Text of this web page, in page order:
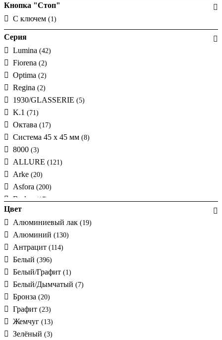
Кнопка "Стоп"
С ключем (1)
Серия
Lumina (42)
Fiorena (2)
Optima (2)
Regina (2)
1930/GLASSERIE (5)
K.1 (71)
Октава (17)
Система 45 х 45 мм (8)
8000 (3)
ALLURE (121)
Arke (20)
Asfora (200)
Berker (17)
Bolero
Celiane(140)
DELTA Iris (54)
DELTA Line(34)
DELTA Style
Eikon(30)
EKONOMIK(38)
Etika(1)
Forix(29)
Hermetics(79)
Idea(15)
Цвет
Алюминиевый лак (19)
Алюминий (130)
Антрацит (114)
Белый (396)
Белый/Графит (1)
Белый/Дымчатый (7)
Бронза (20)
Графит (23)
Жемчуг (13)
Зелёный (3)